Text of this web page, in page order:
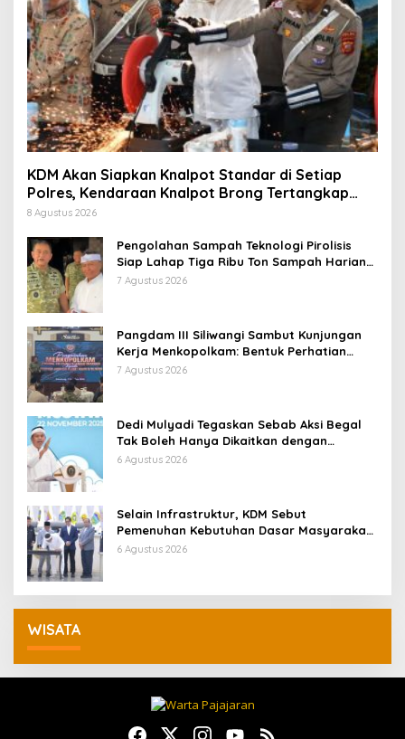
KDM Akan Siapkan Knalpot Standar di Setiap
Polres, Kendaraan Knalpot Brong Tertangkap
Langsung Ganti
8 Agustus 2026
Pengolahan Sampah Teknologi Pirolisis
Siap Lahap Tiga Ribu Ton Sampah Harian
Jawa Barat
7 Agustus 2026
Pangdam III Siliwangi Sambut Kunjungan
Kerja Menkopolkam: Bentuk Perhatian
Pemerintah
7 Agustus 2026
Dedi Mulyadi Tegaskan Sebab Aksi Begal
Tak Boleh Hanya Dikaitkan dengan
Ekonomi
6 Agustus 2026
Selain Infrastruktur, KDM Sebut
Pemenuhan Kebutuhan Dasar Masyarakat
Jadi Fokus APBD Jabar 2027
6 Agustus 2026
WISATA